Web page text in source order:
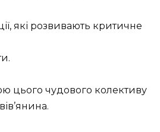
які розвивають критичне
цього чудового колективу